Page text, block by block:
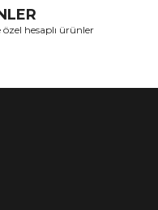
hesaplı ürünler